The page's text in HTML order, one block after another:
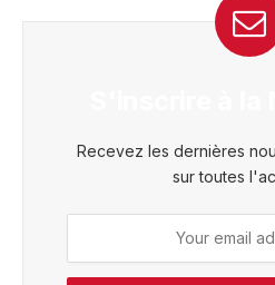
Recevez les dernières
sur toutes